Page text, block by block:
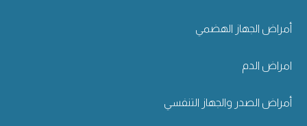
أمراض الجهاز الهضمي
امراض الدم
أمراض الصدر والجهاز التنفسي